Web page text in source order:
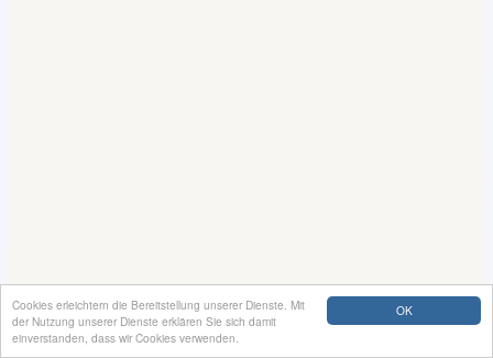
OK
Cookies erleichtern die Bereitstellung unserer Dienste. Mit
der Nutzung unserer Dienste erklären Sie sich damit
einverstanden, dass wir Cookies verwenden.